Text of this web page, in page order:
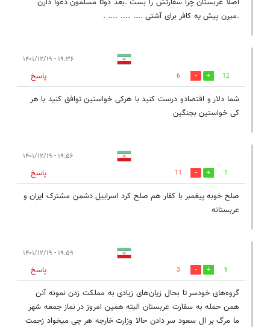
اصلا عربستان چرا سفارتش را بست .بعد دوتا مسلمون دعوا دارن
.میرن پیش یه کافر برای آشتی .... .... .... .
۱۹:۳۶ - ۱۴۰۱/۱۲/۱۹
12
6
پاسخ
شما دلار و اقتصادو درست کنید با هرکی خواستین توافق کنید با هر
کی خواستین بجنگین
۱۹:۵۶ - ۱۴۰۱/۱۲/۱۹
1
11
پاسخ
صلح خوبه پیغمبر با کفار هم صلح کرد اسراییل دشمن مشترک ایران و
عربستانه
۱۹:۵۹ - ۱۴۰۱/۱۲/۱۹
9
3
پاسخ
گروه‌های خودسر تا بحال زیان‌های زیادی به مملکت زدن نمونه آنن
همن حمله به سفارت عربستان البته همین امروز در نماز جمعه شهر
ما مرگ بر ال سعود سر دادن حالا وزارت خارجه هر چی میخواد زحمت